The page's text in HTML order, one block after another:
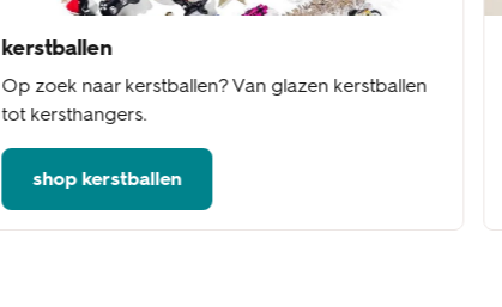
kerstballen
Op zoek naar kerstballen? Van glazen kerstballen
tot kersthangers.
shop kerstballen